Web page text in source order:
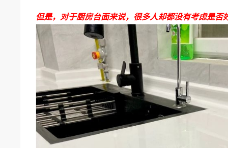
但是，对于厨房台面来说，很多人却都没有考虑是否